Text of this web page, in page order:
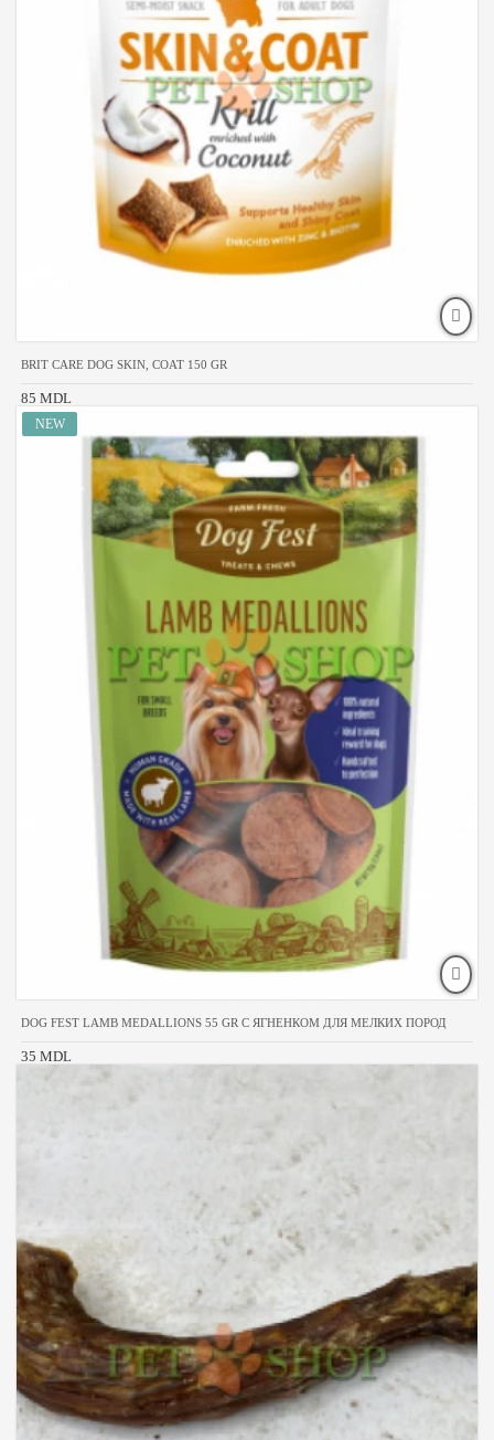
BRIT CARE DOG SKIN, COAT 150 GR
85 MDL
DOG FEST LAMB MEDALLIONS 55 GR С ЯГНЕНКОМ ДЛЯ МЕЛКИХ ПОРОД
35 MDL